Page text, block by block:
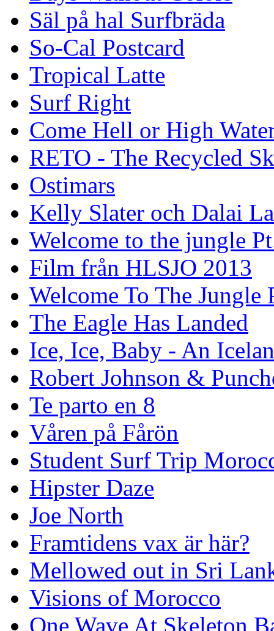
Säl på hal Surfbräda
So-Cal Postcard
Tropical Latte
Surf Right
Come Hell or High
RETO - The Recycled
Ostimars
Kelly Slater och Dalai
Welcome to the jungle
Film från HLSJO 2013
Welcome To The Jungle
The Eagle Has Landed
Ice, Ice, Baby - An
Robert Johnson &
Te parto en 8
Våren på Fårön
Student Surf Trip
Hipster Daze
Joe North
Framtidens vax är här?
Mellowed out in Sri
Visions of Morocco
One Wave At Skeleton